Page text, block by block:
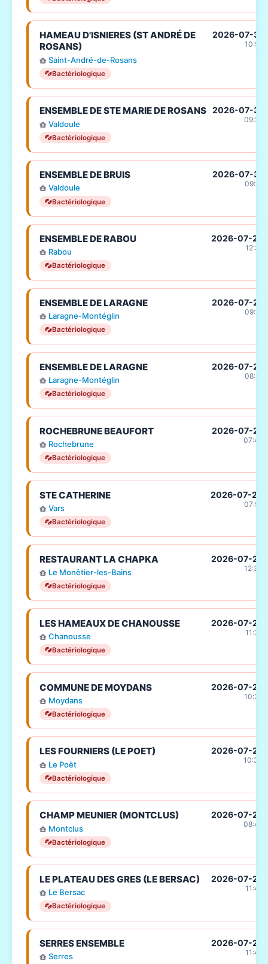
HAMEAU D'ISNIERES (ST ANDRÉ DE
ROSANS)
Saint-André-de-Rosans
Bactériologique
2026-07-31
10:56
ENSEMBLE DE STE MARIE DE ROSANS
Valdoule
Bactériologique
2026-07-31
09:29
ENSEMBLE DE BRUIS
Valdoule
Bactériologique
2026-07-31
09:16
ENSEMBLE DE RABOU
Rabou
Bactériologique
2026-07-29
12:31
ENSEMBLE DE LARAGNE
Laragne-Montéglin
Bactériologique
2026-07-27
09:12
ENSEMBLE DE LARAGNE
Laragne-Montéglin
Bactériologique
2026-07-27
08:51
ROCHEBRUNE BEAUFORT
Rochebrune
Bactériologique
2026-07-27
07:48
STE CATHERINE
Vars
Bactériologique
2026-07-24
07:52
RESTAURANT LA CHAPKA
Le Monêtier-les-Bains
Bactériologique
2026-07-23
12:34
LES HAMEAUX DE CHANOUSSE
Chanousse
Bactériologique
2026-07-23
11:37
COMMUNE DE MOYDANS
Moydans
Bactériologique
2026-07-23
10:39
LES FOURNIERS (LE POET)
Le Poët
Bactériologique
2026-07-23
10:33
CHAMP MEUNIER (MONTCLUS)
Montclus
Bactériologique
2026-07-23
08:46
LE PLATEAU DES GRES (LE BERSAC)
Le Bersac
Bactériologique
2026-07-22
11:48
SERRES ENSEMBLE
Serres
2026-07-22
11:48